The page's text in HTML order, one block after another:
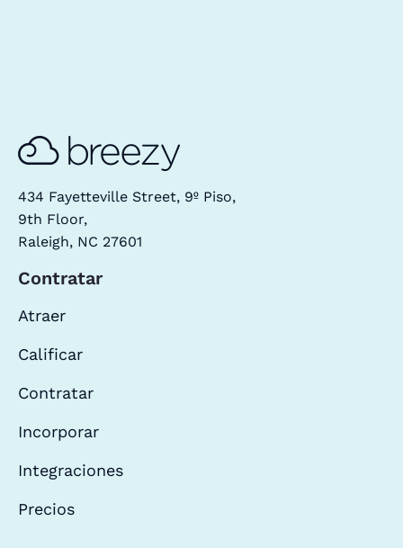
434 Fayetteville Street, 9º Piso,
9th Floor,
Raleigh, NC 27601
Contratar
Atraer
Calificar
Contratar
Incorporar
Integraciones
Precios